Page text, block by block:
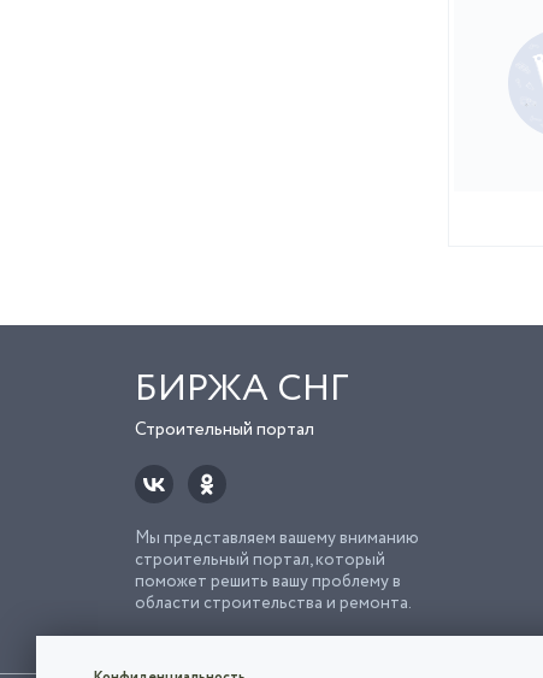
БИРЖА СНГ
Строительный портал
Мы представляем вашему вниманию
строительный портал, который
поможет решить вашу проблему в
области строительства и ремонта.